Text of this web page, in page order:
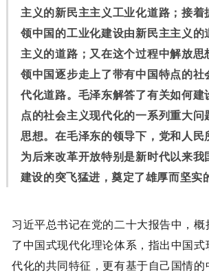
主义的新民主主义工业化道路；接着
领中国的工业化建设由新民主主义的
主义的道路；又在这个过程中解放思
领中国逐步走上了带有中国特点的
代化道路。毛泽东解答了有关如何
点的社会主义现代化的一系列重大
思想。在毛泽东的领导下，党和人
为后来改革开放特别是新时代以来
建设的突飞猛进，奠定了雄厚而坚实
习近平总书记在党的二十大报告中，
了中国式现代化理论体系，指出中国
代化的共同特征，更有基于自己国情